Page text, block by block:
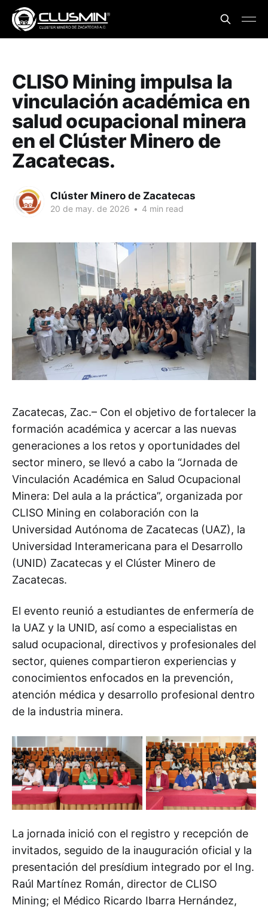
CLISO Mining impulsa la
vinculación académica en
salud ocupacional minera
en el Clúster Minero de
Zacatecas.
Clúster Minero de Zacatecas
20 de may. de 2026 • 4 min read
Zacatecas, Zac.– Con el objetivo de fortalecer la
formación académica y acercar a las nuevas
generaciones a los retos y oportunidades del
sector minero, se llevó a cabo la “Jornada de
Vinculación Académica en Salud Ocupacional
Minera: Del aula a la práctica”, organizada por
CLISO Mining en colaboración con la
Universidad Autónoma de Zacatecas (UAZ), la
Universidad Interamericana para el Desarrollo
(UNID) Zacatecas y el Clúster Minero de
Zacatecas.
El evento reunió a estudiantes de enfermería de
la UAZ y la UNID, así como a especialistas en
salud ocupacional, directivos y profesionales del
sector, quienes compartieron experiencias y
conocimientos enfocados en la prevención,
atención médica y desarrollo profesional dentro
de la industria minera.
La jornada inició con el registro y recepción de
invitados, seguido de la inauguración oficial y la
presentación del presídium integrado por el Ing.
Raúl Martínez Román, director de CLISO
Mining; el Médico Ricardo Ibarra Hernández,